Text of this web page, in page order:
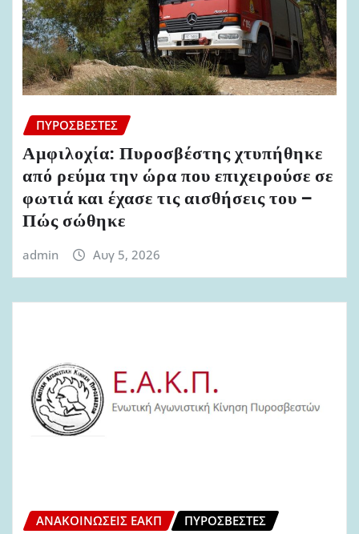
ΠΥΡΟΣΒΈΣΤΕΣ
Αμφιλοχία: Πυροσβέστης χτυπήθηκε
από ρεύμα την ώρα που επιχειρούσε σε
φωτιά και έχασε τις αισθήσεις του –
Πώς σώθηκε
admin Αυγ 5, 2026
ΑΝΑΚΟΙΝΏΣΕΙΣ ΕΑΚΠ ΠΥΡΟΣΒΈΣΤΕΣ